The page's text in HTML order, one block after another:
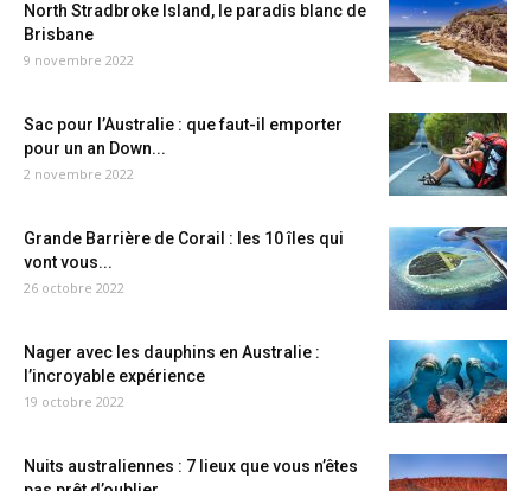
North Stradbroke Island, le paradis blanc de
Brisbane
9 novembre 2022
Sac pour l’Australie : que faut-il emporter
pour un an Down...
2 novembre 2022
Grande Barrière de Corail : les 10 îles qui
vont vous...
26 octobre 2022
Nager avec les dauphins en Australie :
l’incroyable expérience
19 octobre 2022
Nuits australiennes : 7 lieux que vous n’êtes